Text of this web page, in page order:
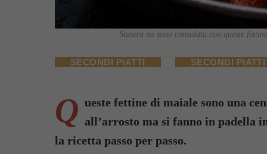
Stasera mi sono consolata con queste
SECONDI PIATTI SECONDI
Q ueste fettine di maiale sono una
all’arrosto ma si fanno in padella
la ricetta passo per passo.